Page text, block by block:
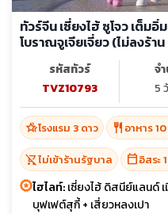
ทัวร์จีน เซี่ยงไฮ้ ซูโจว เต็ม
โบราณจูเจียเจี่ยว (ไม่ลงร้าน
รหัสทัวร์
TVZ10793
จ
5
hotel_classโรงแรม 3 ดาว restaurant อาหาร
shopping_cart_offไม่เข้าร้านรัฐบาล calendar_todayอิสระ
ไฮไลท์:เซี่ยงไฮ้ ดิสนีย์แลนด์
บุฟเฟต์สุกี้ + เสี่ยวหลงเปา